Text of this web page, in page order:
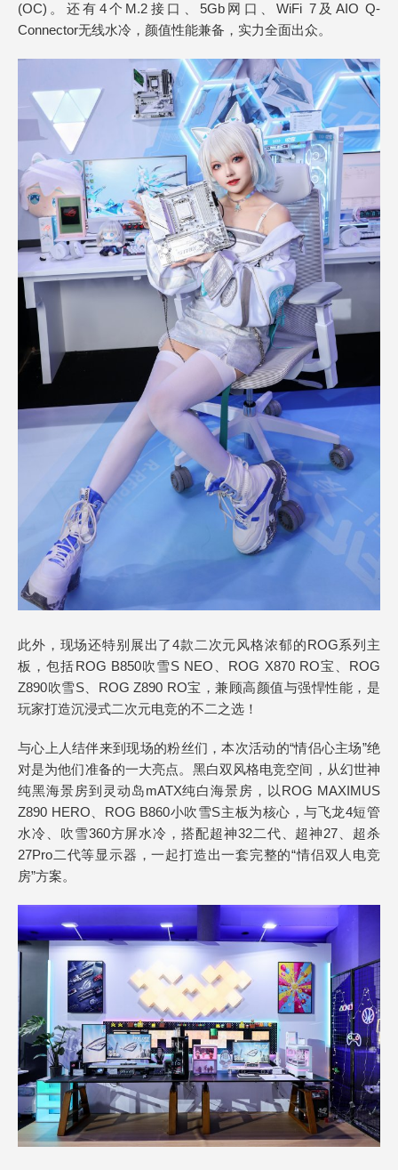
(OC)。还有4个M.2接口、5Gb网口、WiFi 7及AIO Q-
Connector无线水冷，颜值性能兼备，实力全面出众。
此外，现场还特别展出了4款二次元风格浓郁的ROG系列主
板，包括ROG B850吹雪S NEO、ROG X870 RO宝、ROG
Z890吹雪S、ROG Z890 RO宝，兼顾高颜值与强悍性能，是
玩家打造沉浸式二次元电竞的不二之选！
与心上人结伴来到现场的粉丝们，本次活动的“情侣心主场”绝
对是为他们准备的一大亮点。黑白双风格电竞空间，从幻世神
纯黑海景房到灵动岛mATX纯白海景房，以ROG MAXIMUS
Z890 HERO、ROG B860小吹雪S主板为核心，与飞龙4短管
水冷、吹雪360方屏水冷，搭配超神32二代、超神27、超杀
27Pro二代等显示器，一起打造出一套完整的“情侣双人电竞
房”方案。